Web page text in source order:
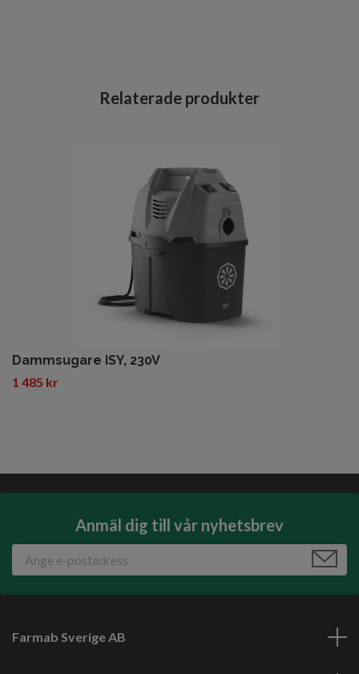
Dammsugare ISY, 230V
1 485 kr
Anmäl dig till vår nyhetsbrev
Farmab Sverige AB